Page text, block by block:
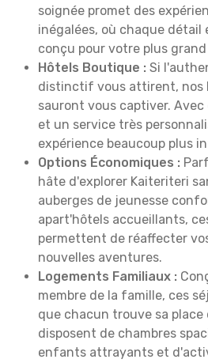
soignée promet des
inégalées, où chaque
conçu pour votre plus grand
Hôtels Boutique : Si
distinctif vous attirent, nos
sauront vous captiver.
et un service très
expérience beaucoup plus
Options Économiques :
hâte d'explorer Kaiteriteri
auberges de jeunesse
apart'hôtels accueillants,
permettent de réaffecter
nouvelles aventures.
Logements Familiaux :
membre de la famille, ces
que chacun trouve sa place
disposent de chambres
enfants attrayants et